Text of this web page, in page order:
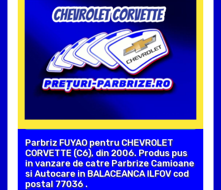
Parbriz FUYAO pentru CHEVROLET
CORVETTE (C6), din 2006. Produs pus
in vanzare de catre Parbrize Camioane
si Autocare in BALACEANCA ILFOV cod
postal 77036 .